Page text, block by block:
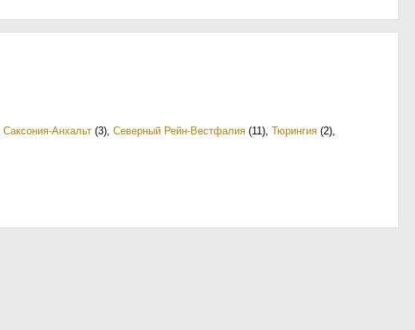
Саксония-Анхальт (3), Северный Рейн-Вестфалия (11), Тюрингия (2),